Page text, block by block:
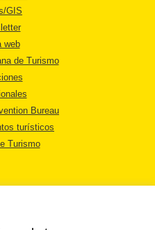
GIS
web
de Turismo
Bureau
turísticos
Turismo